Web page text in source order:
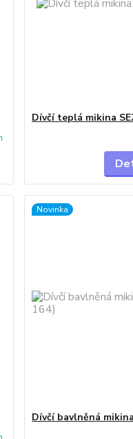
Dívčí teplá mikina
Novinka
Dívčí bavlněná